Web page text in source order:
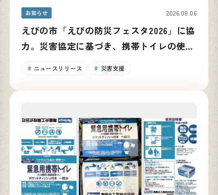
お知らせ 2026.08.06
えびの市「えびの防災フェスタ2026」に協
力。災害協定に基づき、携帯トイレの使い
ニュースリリース 災害支援